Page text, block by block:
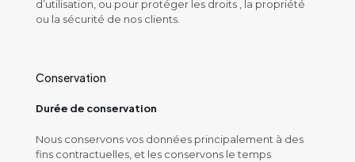
d’utilisation, ou pour protéger les droits , la propriété
ou la sécurité de nos clients.
Conservation
Durée de conservation
Nous conservons vos données principalement à des
fins contractuelles, et les conservons le temps